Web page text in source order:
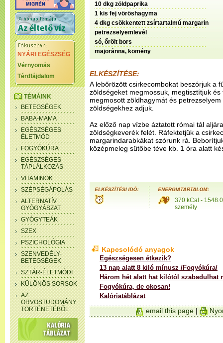
NYÁRI EGÉSZSÉG
Vérnyomás
Térdfájdalom
TÉMÁINK
BETEGSÉGEK
BABA-MAMA
EGÉSZSÉGES
ÉLETMÓD
FOGYÓKÚRA
EGÉSZSÉGES
TÁPLÁLKOZÁS
VITAMINOK
SZÉPSÉGÁPOLÁS
ALTERNATÍV
GYÓGYÁSZAT
GYÓGYTEÁK
SZEX
PSZICHOLÓGIA
SZENVEDÉLY-
BETEGSÉGEK
SZTÁR-ÉLETMÓDI
KÜLÖNÖS SORSOK
AZ
ORVOSTUDOMÁNY
TÖRTÉNETÉBŐL
10 dkg zöldpaprika
1 kis fej vöröshagyma
4 dkg csökkentett zsírtartalmú margarin
petrezselyemlevél
só, őrölt bors
majoránna, kömény
ELKÉSZÍTÉSE:
A lebőrözött csirkecombokat beszórjuk a
zöldségeket megmossuk, megtisztítjuk
megmosott zöldhagymát és
zöldségekhez adjuk.
Az előző nap vízbe áztatott római tál
zöldségkeverék felét. Ráfektetjük a
margarindarabkákat szórunk rá.
középmeleg sütőbe téve kb. 1 óra alatt
370 kCal -
személy
Kapcsolódó anyagok
Egészségesen étkezik?
13 nap alatt 8 kiló mínusz /Fogyókúra/
Három hét alatt hat kilótól szabadulhat
Fogyókúra, de okosan!
Kalóriatáblázat
email this page |